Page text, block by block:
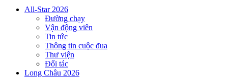
All-Star 2026
Đường chạy
Vận động viên
Tin tức
Thông tin cuộc đua
Thư viện
Đối tác
Long Châu 2026